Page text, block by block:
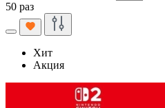
50 раз
Хит
Акция